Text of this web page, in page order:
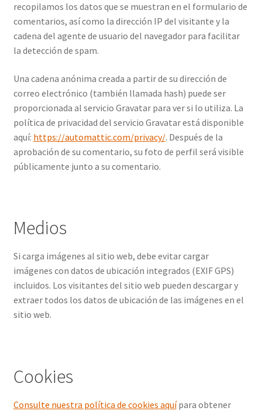
recopilamos los datos que se muestran en el formulario de
comentarios, así como la dirección IP del visitante y la
cadena del agente de usuario del navegador para facilitar
la detección de spam.
Una cadena anónima creada a partir de su dirección de
correo electrónico (también llamada hash) puede ser
proporcionada al servicio Gravatar para ver si lo utiliza. La
política de privacidad del servicio Gravatar está disponible
aquí: https://automattic.com/privacy/. Después de la
aprobación de su comentario, su foto de perfil será visible
públicamente junto a su comentario.
Medios
Si carga imágenes al sitio web, debe evitar cargar
imágenes con datos de ubicación integrados (EXIF GPS)
incluidos. Los visitantes del sitio web pueden descargar y
extraer todos los datos de ubicación de las imágenes en el
sitio web.
Cookies
Consulte nuestra política de cookies aquípara obtener